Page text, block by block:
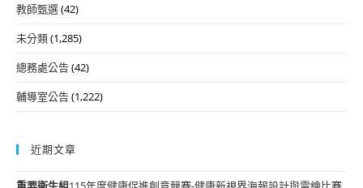
教師甄選(42)
未分類(1,285)
總務處公告(42)
輔導室公告(1,222)
近期文章